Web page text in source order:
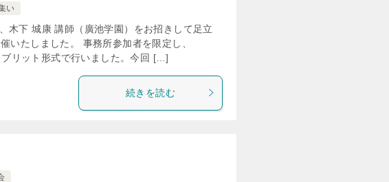
い
木下 城康 講師（廣池学園）をお招きして足立
いたしました。 事務所参加者を限定し、
リット形式で行いました。今回 […]
続きを読む